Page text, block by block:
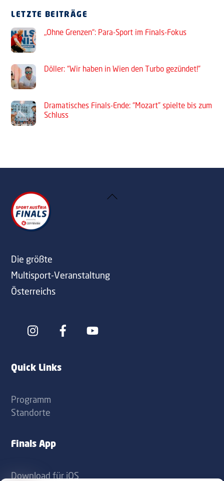
LETZTE BEITRÄGE
„Ohne Grenzen“: Para-Sport im Finals-Fokus
Döller: “Wir haben in Wien den Turbo gezündet!”
Dramatisches Finals-Ende: “Mozart” spielte bis zum
Schluss
Back
Die größte
Multisport-Veranstaltung
Österreichs
Icon
Icon
Quick Links
Programm
Standorte
Finals App
Download für iOS